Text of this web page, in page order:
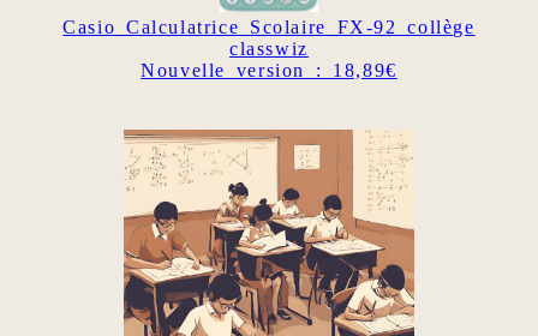
Casio Calculatrice Scolaire FX-92 collège
classwiz
Nouvelle version : 18,89€